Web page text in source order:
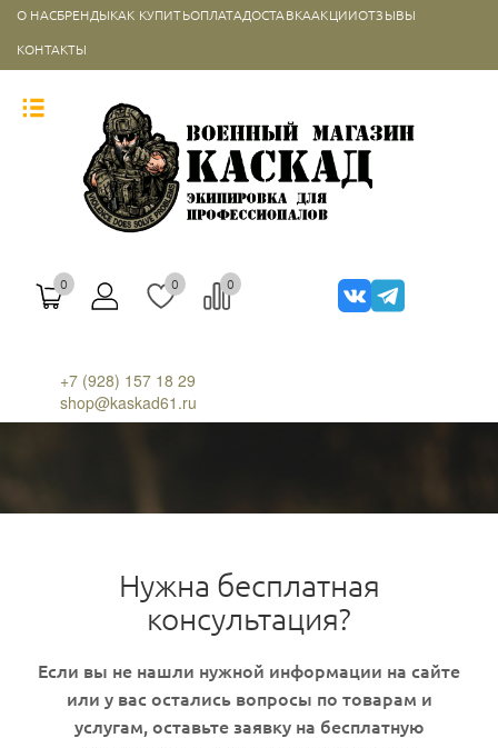
О НАСБРЕНДЫКАК КУПИТЬОПЛАТАДОСТАВКААКЦИИОТЗЫВЫ
КОНТАКТЫ
0 0 0
+7 (928) 157 18 29
shop@kaskad61.ru
Нужна бесплатная
консультация?